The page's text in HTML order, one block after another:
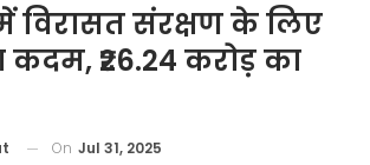
विरासत संरक्षण के लिए
कदम, ₹26.24 करोड़ का
On Jul 31, 2025